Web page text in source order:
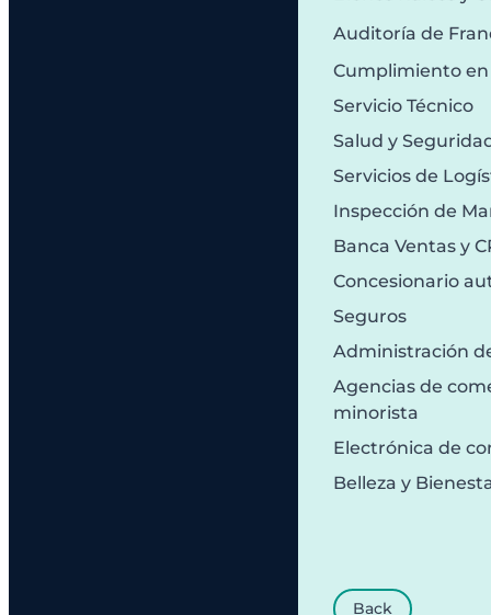
Auditoría de
Cumplimiento en
Servicio Técnico
Salud y
Servicios de
Inspección de
Banca Ventas y
Concesionario
Seguros
Administración
Agencias de
minorista
Electrónica de
Belleza y
Back